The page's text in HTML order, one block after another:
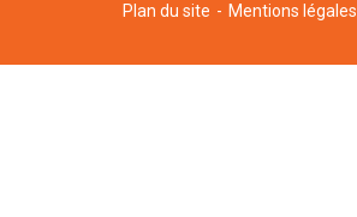
Plan du site Mentions légales